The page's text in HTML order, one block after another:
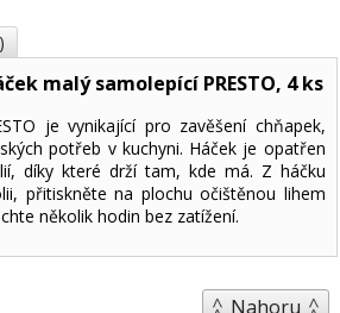
malý samolepící PRESTO, 4 ks
je vynikající pro zavěšení chňapek,
potřeb v kuchyni. Háček je opatřen
díky které drží tam, kde má. Z háčku
přitiskněte na plochu očištěnou lihem
několik hodin bez zatížení.
Nahoru